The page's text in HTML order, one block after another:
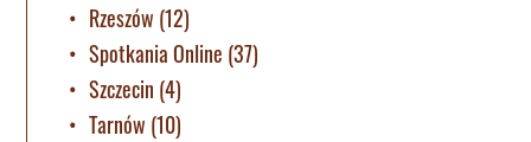
Rzeszów (12)
Spotkania Online (37)
Szczecin (4)
Tarnów (10)